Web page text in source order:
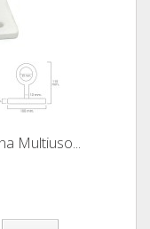
Multiuso...